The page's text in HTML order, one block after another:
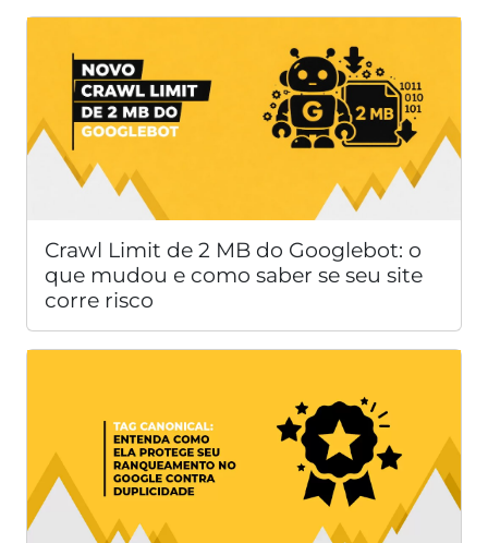
Crawl Limit de 2 MB do Googlebot: o
que mudou e como saber se seu site
corre risco